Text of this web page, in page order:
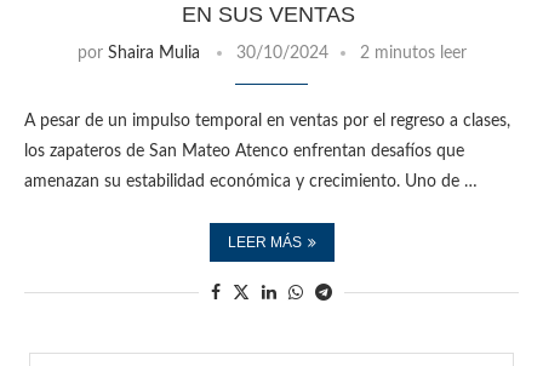
EN SUS VENTAS
por Shaira Mulia 30/10/2024 2 minutos leer
A pesar de un impulso temporal en ventas por el regreso a clases,
los zapateros de San Mateo Atenco enfrentan desafíos que
amenazan su estabilidad económica y crecimiento. Uno de …
LEER MÁS